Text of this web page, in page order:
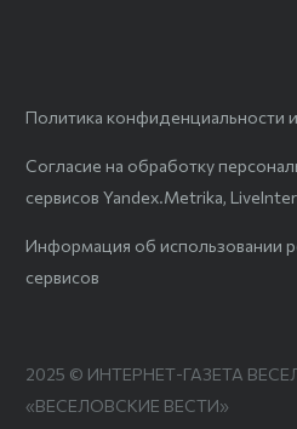
Политика конфиденциальности
Согласие на обработку
сервисов Yandex.Metrika,
Информация об использовании
сервисов
2025 © ИНТЕРНЕТ-ГАЗЕТА
«ВЕСЕЛОВСКИЕ ВЕСТИ»